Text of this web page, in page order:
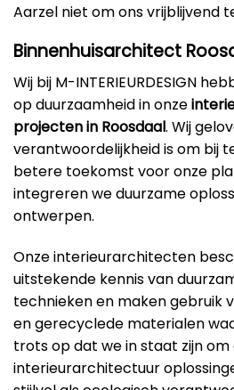
Aarzel niet om ons vrijblijvend
Binnenhuisarchitect
Wij bij M-INTERIEURDESIGN
op duurzaamheid in onze
projecten in Roosdaal. Wij
verantwoordelijkheid is om bij
betere toekomst voor onze
integreren we duurzame
ontwerpen.
Onze interieurarchitecten
uitstekende kennis van
technieken en maken gebruik
en gerecyclede materialen
trots op dat we in staat zijn
interieurarchitectuur